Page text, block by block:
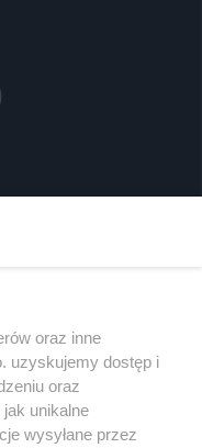
oraz inne
uzyskujemy dostęp i
oraz
unikalne
wysyłane przez